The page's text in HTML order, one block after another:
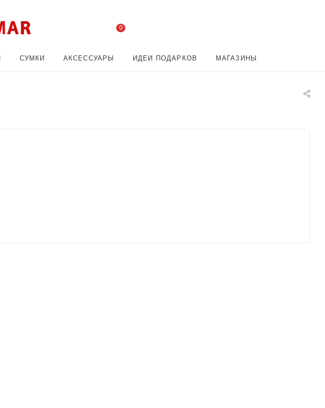
0
СУМКИ АКСЕССУАРЫ ИДЕИ ПОДАРКОВ МАГАЗИНЫ